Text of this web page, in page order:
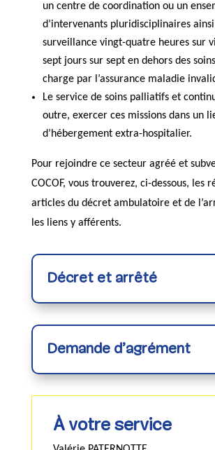
un centre de coordination ou un
d’intervenants pluridisciplinaires
surveillance vingt-quatre heures sur
sept jours sur sept en dehors des
charge par l’assurance maladie
Le service de soins palliatifs et
outre, exercer ces missions dans un
d’hébergement extra-hospitalier.
Pour rejoindre ce secteur agréé et
COCOF, vous trouverez, ci-dessous, les
articles du décret ambulatoire et de
les liens y afférents.
Décret et arrêté
Demande d’agrément
À votre service